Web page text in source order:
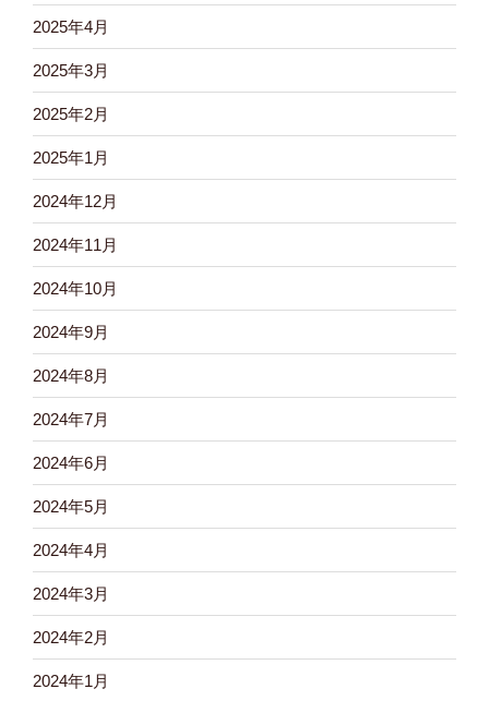
2025年4月
2025年3月
2025年2月
2025年1月
2024年12月
2024年11月
2024年10月
2024年9月
2024年8月
2024年7月
2024年6月
2024年5月
2024年4月
2024年3月
2024年2月
2024年1月